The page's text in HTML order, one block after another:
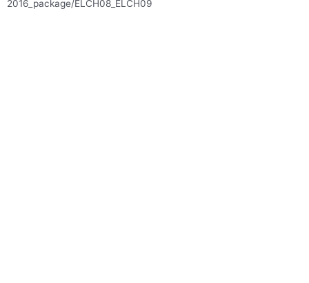
2016_package/ELCH08_ELCH09